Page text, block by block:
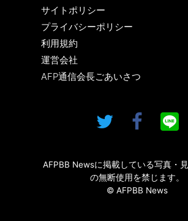
サイトポリシー
プライバシーポリシー
利用規約
運営会社
AFP通信会長ごあいさつ
AFPBB Newsに掲載している写真・
の無断使用を禁じます。
© AFPBB News